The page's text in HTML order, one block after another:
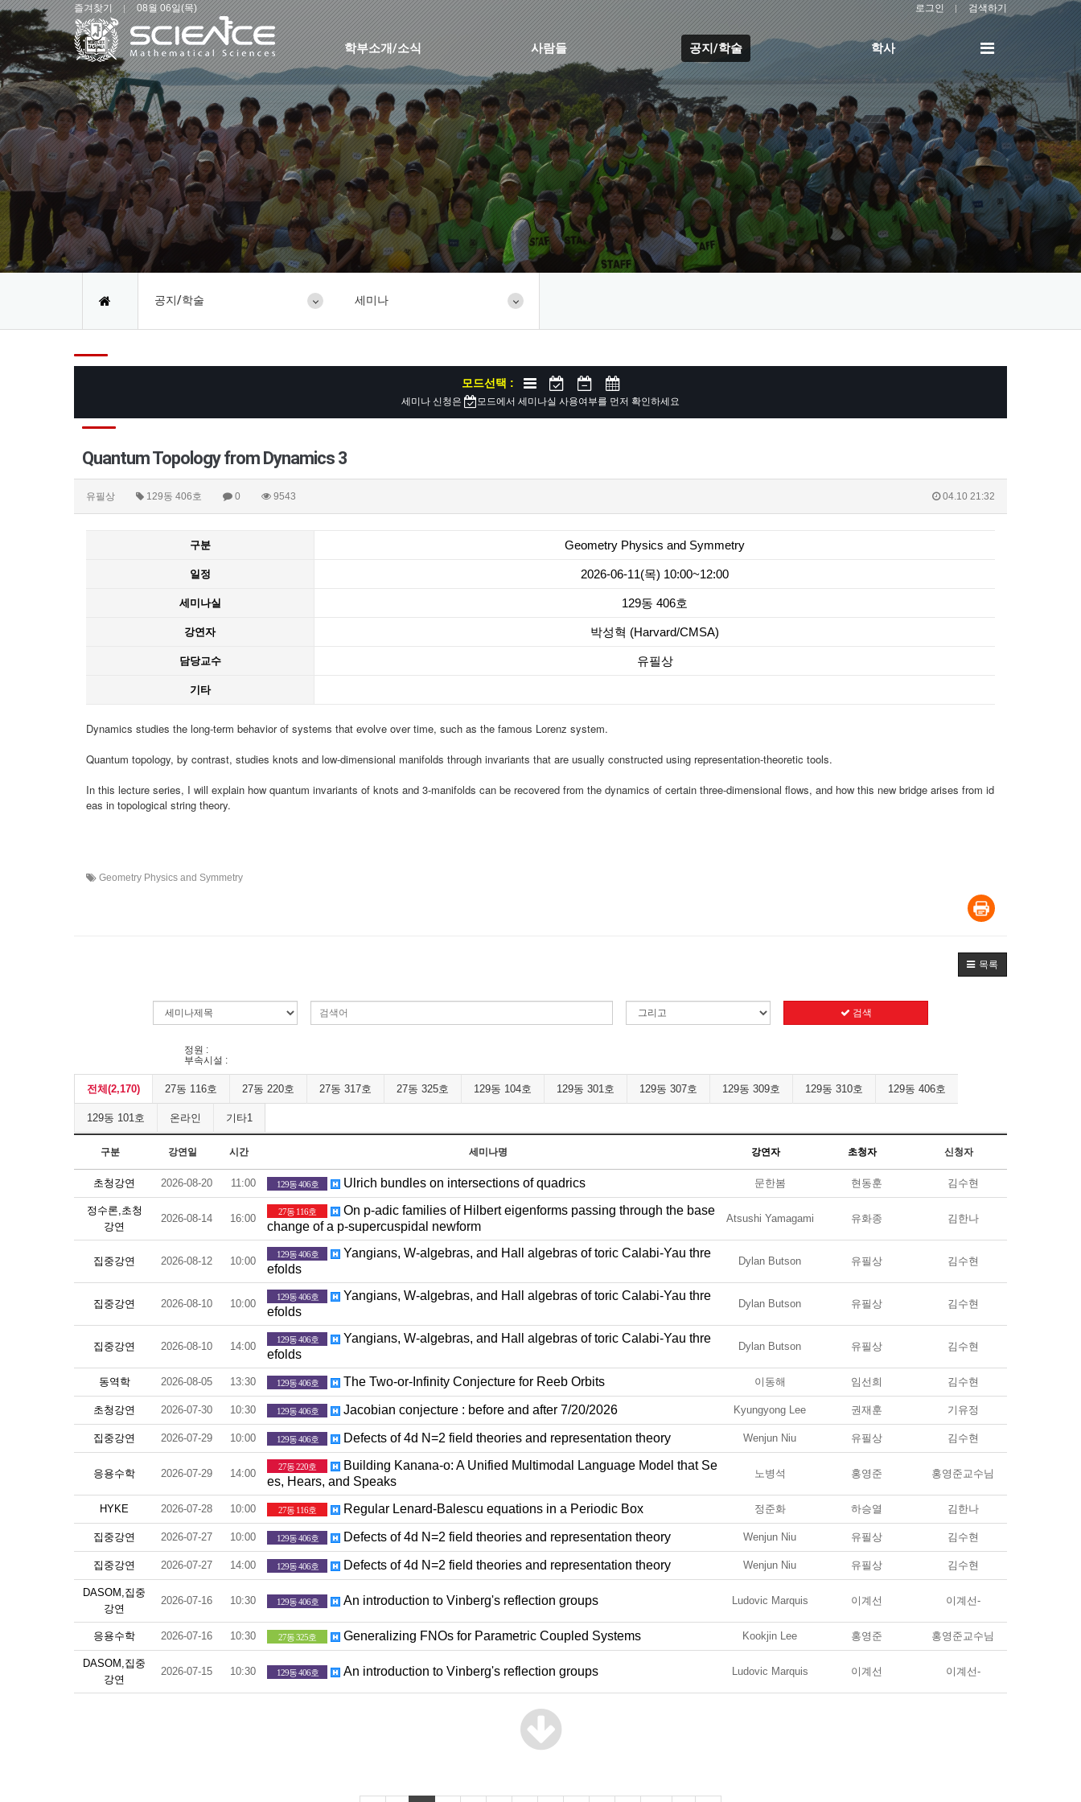
즐겨찾기 08월 06일(목) 로그인 검색하기
학부소개/소식 사람들 공지/학술 학사
전
메
뉴
공지/학술 세미나
모드선택 :
세미나 신청은 모드에서 세미나실 사용여부를 먼저 확인하세요
Quantum Topology from Dynamics 3
유필상 129동 406호 0 9543 04.10 21:32
구분 Geometry Physics and Symmetry
일정 2026-06-11(목) 10:00~12:00
세미나실 129동 406호
강연자 박성혁 (Harvard/CMSA)
담당교수 유필상
기타
Dynamics studies the long-term behavior of systems that evolve over time, such as the famous Lorenz system.
Quantum topology, by contrast, studies knots and low-dimensional manifolds through invariants that are usually constructed using representation-theoretic tools.
In this lecture series, I will explain how quantum invariants of knots and 3-manifolds can be recovered from the dynamics of certain three-dimensional flows, and how this new bridge arises from id
eas in topological string theory.
Geometry Physics and Symmetry
목록
검색
정원 :
부속시설 :
전체(2,170) 27동 116호 27동 220호 27동 317호 27동 325호 129동 104호 129동 301호 129동 307호 129동 309호 129동 310호 129동 406호
129동 101호 온라인 기타1
구분 강연일 시간 세미나명 강연자 초청자 신청자
초청강연 2026-08-20 11:00 129동 406호 Ulrich bundles on intersections of quadrics 문한봄 현동훈 김수현
정수론,초청
강연
2026-08-14 16:00
27동 116호
On p-adic families of Hilbert eigenforms passing through the base
change of a p-supercuspidal newform
Atsushi Yamagami 유화종 김한나
집중강연 2026-08-12 10:00
129동 406호
Yangians, W-algebras, and Hall algebras of toric Calabi-Yau thre
efolds
Dylan Butson 유필상 김수현
집중강연 2026-08-10 10:00
129동 406호
Yangians, W-algebras, and Hall algebras of toric Calabi-Yau thre
efolds
Dylan Butson 유필상 김수현
집중강연 2026-08-10 14:00
129동 406호
Yangians, W-algebras, and Hall algebras of toric Calabi-Yau thre
efolds
Dylan Butson 유필상 김수현
동역학 2026-08-05 13:30 129동 406호 The Two-or-Infinity Conjecture for Reeb Orbits 이동해 임선희 김수현
초청강연 2026-07-30 10:30 129동 406호 Jacobian conjecture : before and after 7/20/2026 Kyungyong Lee 권재훈 기유정
집중강연 2026-07-29 10:00 129동 406호 Defects of 4d N=2 field theories and representation theory Wenjun Niu 유필상 김수현
응용수학 2026-07-29 14:00
27동 220호
Building Kanana-o: A Unified Multimodal Language Model that Se
es, Hears, and Speaks
노병석 홍영준 홍영준교수님
HYKE 2026-07-28 10:00 27동 116호 Regular Lenard-Balescu equations in a Periodic Box 정준화 하승열 김한나
집중강연 2026-07-27 10:00 129동 406호 Defects of 4d N=2 field theories and representation theory Wenjun Niu 유필상 김수현
집중강연 2026-07-27 14:00 129동 406호 Defects of 4d N=2 field theories and representation theory Wenjun Niu 유필상 김수현
DASOM,집중
강연
2026-07-16 10:30 129동 406호 An introduction to Vinberg's reflection groups Ludovic Marquis 이계선 이계선-
응용수학 2026-07-16 10:30 27동 325호 Generalizing FNOs for Parametric Coupled Systems Kookjin Lee 홍영준 홍영준교수님
DASOM,집중
강연
2026-07-15 10:30 129동 406호 An introduction to Vinberg's reflection groups Ludovic Marquis 이계선 이계선-